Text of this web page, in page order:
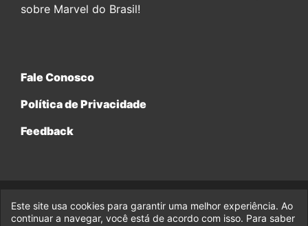
sobre Marvel do Brasil!
Fale Conosco
Política de Privacidade
Feedback
© 2017-2026 Legado da Marvel, uma empresa da Legado
Enterprises.
Este site usa cookies para garantir uma melhor experiência. Ao
continuar a navegar, você está de acordo com isso. Para saber